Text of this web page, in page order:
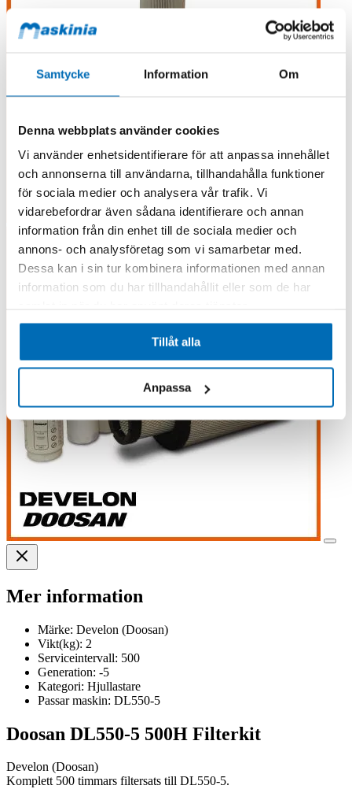
Samtycke Information Om
Denna webbplats använder cookies
Vi använder enhetsidentifierare för att anpassa innehållet
och annonserna till användarna, tillhandahålla funktioner
för sociala medier och analysera vår trafik. Vi
vidarebefordrar även sådana identifierare och annan
information från din enhet till de sociala medier och
annons- och analysföretag som vi samarbetar med.
Dessa kan i sin tur kombinera informationen med annan
information som du har tillhandahållit eller som de har
Tillåt alla
Anpassa
Mer information
Märke: Develon (Doosan)
Vikt(kg): 2
Serviceintervall: 500
Generation: -5
Kategori: Hjullastare
Passar maskin: DL550-5
Doosan DL550-5 500H Filterkit
Develon (Doosan)
Komplett 500 timmars filtersats till DL550-5.